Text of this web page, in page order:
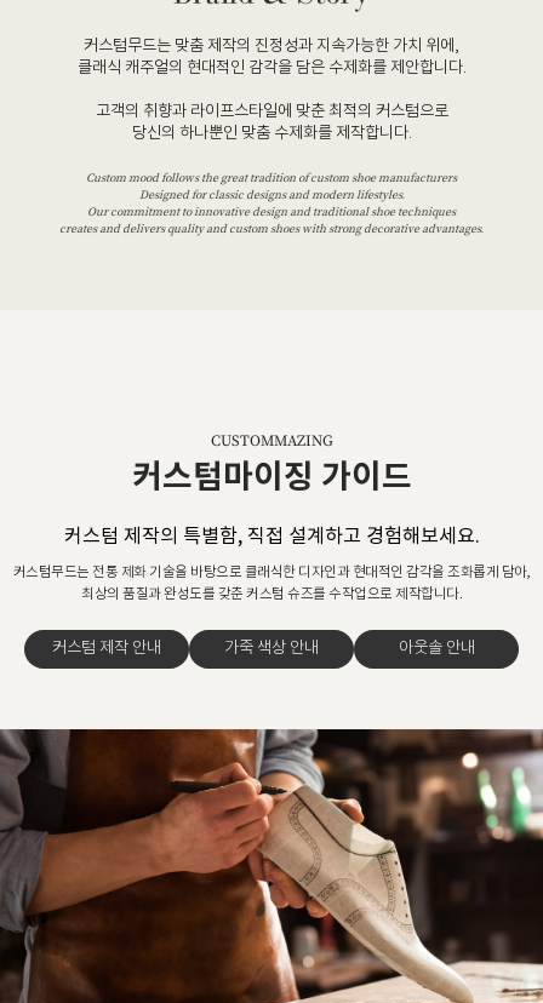
커스텀무드는 맞춤 제작의 진정성과 지속가능한 가치 위에,
클래식 캐주얼의 현대적인 감각을 담은 수제화를 제안합니다.
고객의 취향과 라이프스타일에 맞춘 최적의 커스텀으로
당신의 하나뿐인 맞춤 수제화를 제작합니다.
Custom mood follows the great tradition of custom shoe manufacturers
Designed for classic designs and modern lifestyles.
Our commitment to innovative design and traditional shoe techniques
creates and delivers quality and custom shoes with strong decorative advantages.
CUSTOMMAZING
커스텀마이징 가이드
커스텀 제작의 특별함, 직접 설계하고 경험해보세요.
커스텀무드는 전통 제화 기술을 바탕으로 클래식한 디자인과 현대적인 감각을 조화롭게 담아,
최상의 품질과 완성도를 갖춘 커스텀 슈즈를 수작업으로 제작합니다.
커스텀 제작 안내 가죽 색상 안내 아웃솔 안내